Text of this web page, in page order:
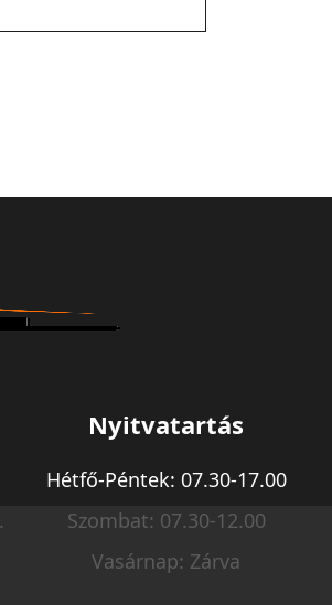
Nyitvatartás
Hétfő-Péntek: 07.30-17.00
Szombat: 07.30-12.00
Vasárnap: Zárva